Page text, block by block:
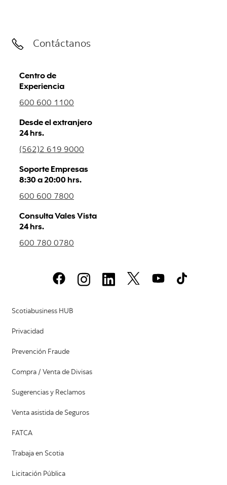
Contáctanos
Centro de
Experiencia
600 600 1100
Desde el extranjero
24 hrs.
(562)2 619 9000
Soporte Empresas
8:30 a 20:00 hrs.
600 600 7800
Consulta Vales Vista
24 hrs.
600 780 0780
Scotiabusiness HUB
Privacidad
Prevención Fraude
Compra / Venta de Divisas
Sugerencias y Reclamos
Venta asistida de Seguros
FATCA
Trabaja en Scotia
Licitación Pública